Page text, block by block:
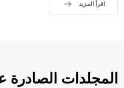
اقرأ المزيد
المجلدات